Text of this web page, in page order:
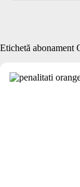
Etichetă abonament